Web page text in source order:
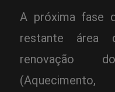
A próxima fase
restante área
renovação